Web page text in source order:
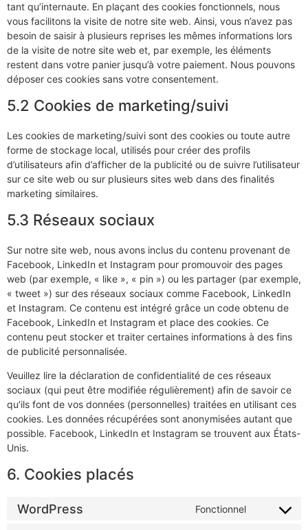
tant qu’internaute. En plaçant des cookies fonctionnels, nous
vous facilitons la visite de notre site web. Ainsi, vous n’avez pas
besoin de saisir à plusieurs reprises les mêmes informations lors
de la visite de notre site web et, par exemple, les éléments
restent dans votre panier jusqu’à votre paiement. Nous pouvons
déposer ces cookies sans votre consentement.
5.2 Cookies de marketing/suivi
Les cookies de marketing/suivi sont des cookies ou toute autre
forme de stockage local, utilisés pour créer des profils
d’utilisateurs afin d’afficher de la publicité ou de suivre l’utilisateur
sur ce site web ou sur plusieurs sites web dans des finalités
marketing similaires.
5.3 Réseaux sociaux
Sur notre site web, nous avons inclus du contenu provenant de
Facebook, LinkedIn et Instagram pour promouvoir des pages
web (par exemple, « like », « pin ») ou les partager (par exemple,
« tweet ») sur des réseaux sociaux comme Facebook, LinkedIn
et Instagram. Ce contenu est intégré grâce un code obtenu de
Facebook, LinkedIn et Instagram et place des cookies. Ce
contenu peut stocker et traiter certaines informations à des fins
de publicité personnalisée.
Veuillez lire la déclaration de confidentialité de ces réseaux
sociaux (qui peut être modifiée régulièrement) afin de savoir ce
qu’ils font de vos données (personnelles) traitées en utilisant ces
cookies. Les données récupérées sont anonymisées autant que
possible. Facebook, LinkedIn et Instagram se trouvent aux États-
Unis.
6. Cookies placés
WordPress Fonctionnel